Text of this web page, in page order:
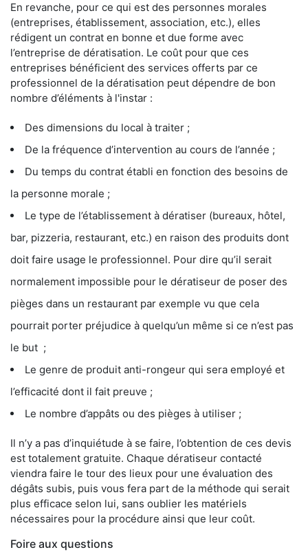
En revanche, pour ce qui est des personnes morales
(entreprises, établissement, association, etc.), elles
rédigent un contrat en bonne et due forme avec
l’entreprise de dératisation. Le coût pour que ces
entreprises bénéficient des services offerts par ce
professionnel de la dératisation peut dépendre de bon
nombre d’éléments à l'instar :
Des dimensions du local à traiter ;
De la fréquence d’intervention au cours de l’année ;
Du temps du contrat établi en fonction des besoins de
la personne morale ;
Le type de l’établissement à dératiser (bureaux, hôtel,
bar, pizzeria, restaurant, etc.) en raison des produits dont
doit faire usage le professionnel. Pour dire qu’il serait
normalement impossible pour le dératiseur de poser des
pièges dans un restaurant par exemple vu que cela
pourrait porter préjudice à quelqu’un même si ce n’est pas
le but ;
Le genre de produit anti-rongeur qui sera employé et
l’efficacité dont il fait preuve ;
Le nombre d’appâts ou des pièges à utiliser ;
Il n’y a pas d’inquiétude à se faire, l’obtention de ces devis
est totalement gratuite. Chaque dératiseur contacté
viendra faire le tour des lieux pour une évaluation des
dégâts subis, puis vous fera part de la méthode qui serait
plus efficace selon lui, sans oublier les matériels
nécessaires pour la procédure ainsi que leur coût.
Foire aux questions